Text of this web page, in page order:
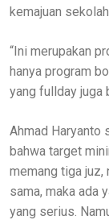
kemajuan sekolah.
“Ini merupakan
hanya program
yang fullday juga
Ahmad Haryanto
bahwa target
memang tiga juz,
sama, maka ada
yang serius.